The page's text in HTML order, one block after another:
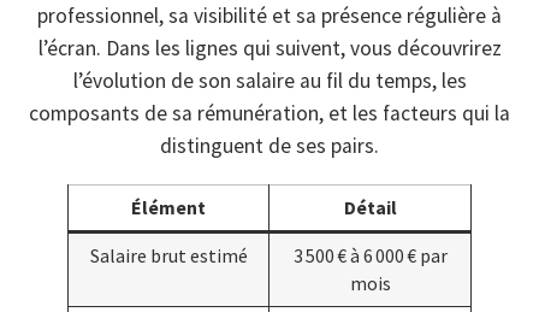
professionnel, sa visibilité et sa présence régulière à
l’écran. Dans les lignes qui suivent, vous découvrirez
l’évolution de son salaire au fil du temps, les
composants de sa rémunération, et les facteurs qui la
distinguent de ses pairs.
Élément
Détail
Salaire brut estimé
3 500 € à 6 000 € par
mois